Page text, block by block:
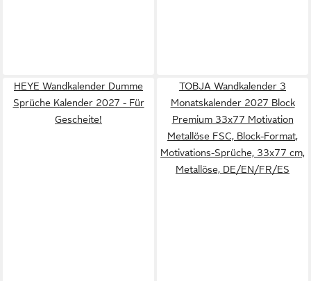
HEYE Wandkalender Dumme
Sprüche Kalender 2027 - Für
Gescheite!
TOBJA Wandkalender 3
Monatskalender 2027 Block
Premium 33x77 Motivation
Metallöse FSC, Block-Format,
Motivations-Sprüche, 33x77 cm,
Metallöse, DE/EN/FR/ES